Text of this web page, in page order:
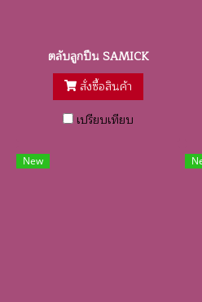
ตลับลูกปืน SAMICK
สั่งซื้อสินค้า
เปรียบเทียบ
New